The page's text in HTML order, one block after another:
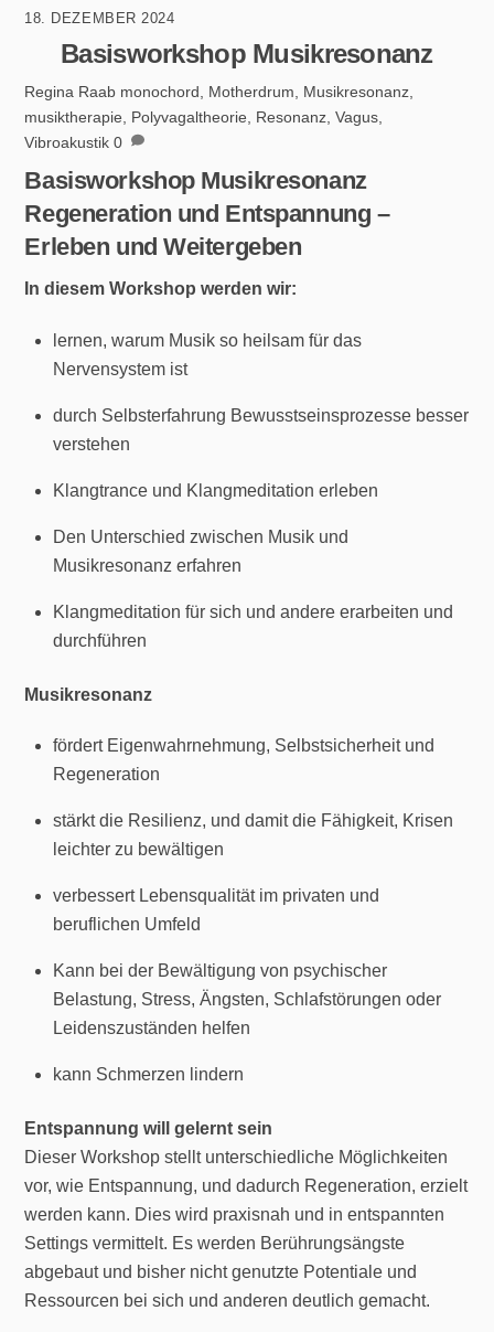
18. DEZEMBER 2024
Basisworkshop Musikresonanz
Regina Raab monochord, Motherdrum, Musikresonanz,
musiktherapie, Polyvagaltheorie, Resonanz,Vagus,
Vibroakustik 0
Basisworkshop Musikresonanz
Regeneration und Entspannung –
Erleben und Weitergeben
In diesem Workshop werden wir:
lernen, warum Musik so heilsam für das
Nervensystem ist
durch Selbsterfahrung Bewusstseinsprozesse besser
verstehen
Klangtrance und Klangmeditation erleben
Den Unterschied zwischen Musik und
Musikresonanz erfahren
Klangmeditation für sich und andere erarbeiten und
durchführen
Musikresonanz
fördert Eigenwahrnehmung, Selbstsicherheit und
Regeneration
stärkt die Resilienz, und damit die Fähigkeit, Krisen
leichter zu bewältigen
verbessert Lebensqualität im privaten und
beruflichen Umfeld
Kann bei der Bewältigung von psychischer
Belastung, Stress, Ängsten, Schlafstörungen oder
Leidenszuständen helfen
kann Schmerzen lindern
Entspannung will gelernt sein
Dieser Workshop stellt unterschiedliche Möglichkeiten
vor, wie Entspannung, und dadurch Regeneration, erzielt
werden kann. Dies wird praxisnah und in entspannten
Settings vermittelt. Es werden Berührungsängste
abgebaut und bisher nicht genutzte Potentiale und
Ressourcen bei sich und anderen deutlich gemacht.